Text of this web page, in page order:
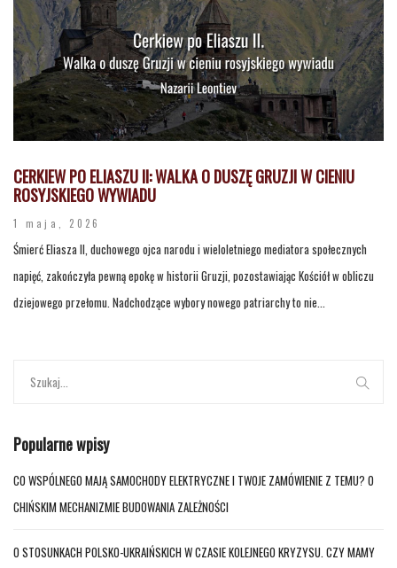
CERKIEW PO ELIASZU II: WALKA O DUSZĘ GRUZJI W CIENIU
ROSYJSKIEGO WYWIADU
1 maja, 2026
Śmierć Eliasza II, duchowego ojca narodu i wieloletniego mediatora społecznych
napięć, zakończyła pewną epokę w historii Gruzji, pozostawiając Kościół w obliczu
dziejowego przełomu. Nadchodzące wybory nowego patriarchy to nie...
Popularne wpisy
CO WSPÓLNEGO MAJĄ SAMOCHODY ELEKTRYCZNE I TWOJE ZAMÓWIENIE Z TEMU? O
CHIŃSKIM MECHANIZMIE BUDOWANIA ZALEŻNOŚCI
O STOSUNKACH POLSKO-UKRAIŃSKICH W CZASIE KOLEJNEGO KRYZYSU. CZY MAMY